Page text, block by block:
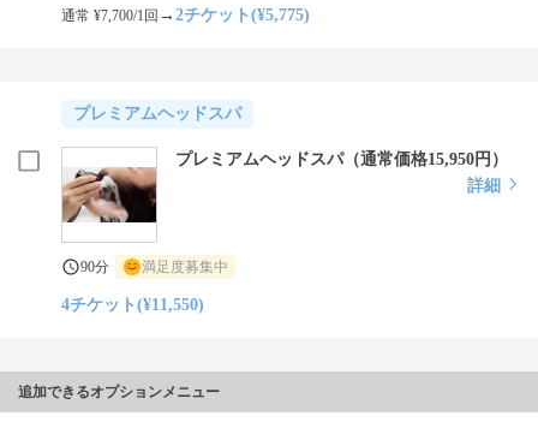
通常 ¥7,700/1回 →2チケット(¥5,775)
プレミアムヘッドスパ
プレミアムヘッドスパ（通常価格15,950円）
詳細
90分 満足度募集中
4チケット(¥11,550)
追加できるオプションメニュー